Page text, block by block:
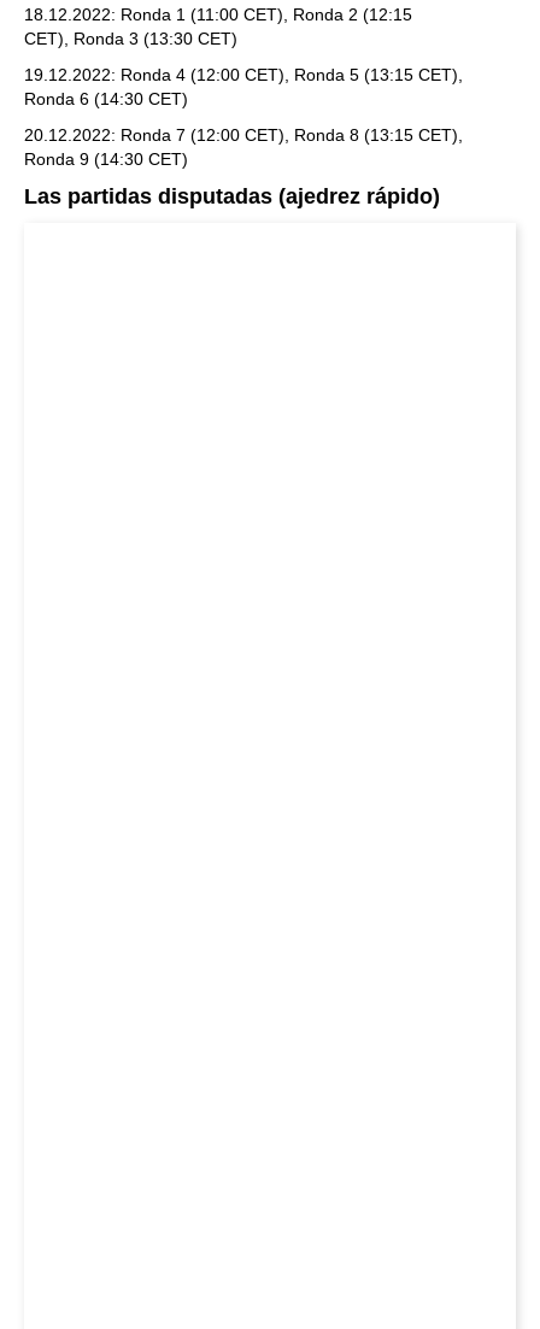
18.12.2022: Ronda 1 (11:00 CET), Ronda 2 (12:15
CET), Ronda 3 (13:30 CET)
19.12.2022: Ronda 4 (12:00 CET), Ronda 5 (13:15 CET),
Ronda 6 (14:30 CET)
20.12.2022: Ronda 7 (12:00 CET), Ronda 8 (13:15 CET),
Ronda 9 (14:30 CET)
Las partidas disputadas (ajedrez rápido)